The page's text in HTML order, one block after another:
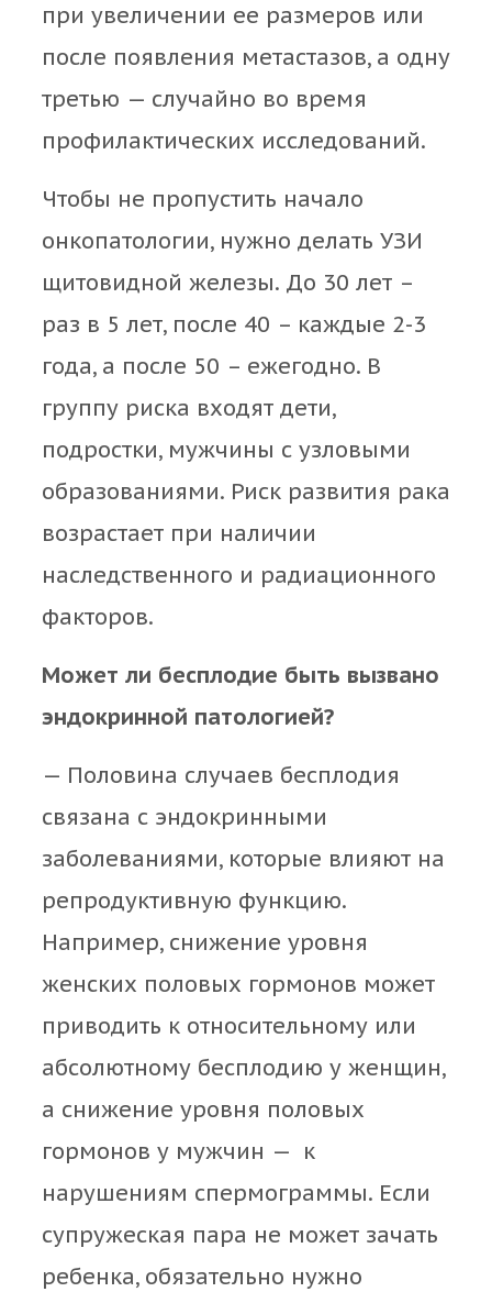
при увеличении ее размеров или
после появления метастазов, а одну
третью — случайно во время
профилактических исследований.
Чтобы не пропустить начало
онкопатологии, нужно делать УЗИ
щитовидной железы. До 30 лет –
раз в 5 лет, после 40 – каждые 2-3
года, а после 50 – ежегодно. В
группу риска входят дети,
подростки, мужчины с узловыми
образованиями. Риск развития рака
возрастает при наличии
наследственного и радиационного
факторов.
Может ли бесплодие быть вызвано
эндокринной патологией?
— Половина случаев бесплодия
связана с эндокринными
заболеваниями, которые влияют на
репродуктивную функцию.
Например, снижение уровня
женских половых гормонов может
приводить к относительному или
абсолютному бесплодию у женщин,
а снижение уровня половых
гормонов у мужчин — к
нарушениям спермограммы. Если
супружеская пара не может зачать
ребенка, обязательно нужно